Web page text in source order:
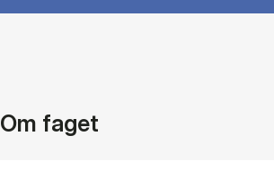
Om faget